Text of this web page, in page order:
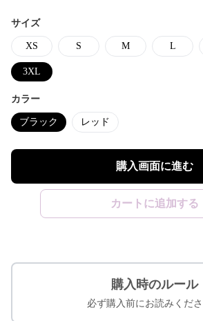
サイズ
XS S M L
3XL
カラー
ブラック レッド
購入画面に進む
カートに追加する
購入時のルール
必ず購入前にお読みくださ